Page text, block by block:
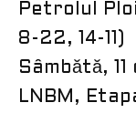
Petrolul
8-22, 14-11)
Sâmbătă,
LNBM,